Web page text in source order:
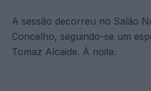
A sessão decorreu no Salão
Concelho, seguindo-se um
Tomaz Alcaide. À noite.